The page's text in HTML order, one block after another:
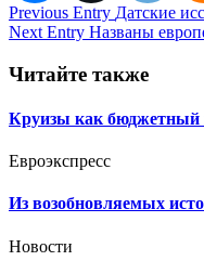
Навигация
по
записям
Previous Entry Датские
Next Entry Названы
Читайте также
Круизы как бюджетный
Евроэкспресс
Из возобновляемых
Новости